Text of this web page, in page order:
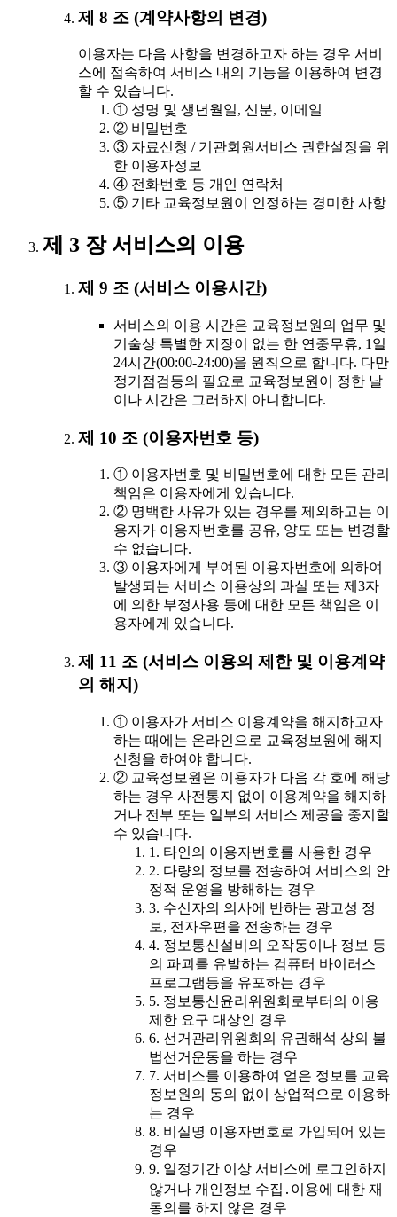
제 8 조 (계약사항의 변경)
이용자는 다음 사항을 변경하고자 하는 경우 서비
스에 접속하여 서비스 내의 기능을 이용하여 변경
할 수 있습니다.
① 성명 및 생년월일, 신분, 이메일
② 비밀번호
③ 자료신청 / 기관회원서비스 권한설정을 위
한 이용자정보
④ 전화번호 등 개인 연락처
⑤ 기타 교육정보원이 인정하는 경미한 사항
제 3 장 서비스의 이용
제 9 조 (서비스 이용시간)
서비스의 이용 시간은 교육정보원의 업무 및
기술상 특별한 지장이 없는 한 연중무휴, 1일
24시간(00:00-24:00)을 원칙으로 합니다. 다만
정기점검등의 필요로 교육정보원이 정한 날
이나 시간은 그러하지 아니합니다.
제 10 조 (이용자번호 등)
① 이용자번호 및 비밀번호에 대한 모든 관리
책임은 이용자에게 있습니다.
② 명백한 사유가 있는 경우를 제외하고는 이
용자가 이용자번호를 공유, 양도 또는 변경할
수 없습니다.
③ 이용자에게 부여된 이용자번호에 의하여
발생되는 서비스 이용상의 과실 또는 제3자
에 의한 부정사용 등에 대한 모든 책임은 이
용자에게 있습니다.
제 11 조 (서비스 이용의 제한 및 이용계약
의 해지)
① 이용자가 서비스 이용계약을 해지하고자
하는 때에는 온라인으로 교육정보원에 해지
신청을 하여야 합니다.
② 교육정보원은 이용자가 다음 각 호에 해당
하는 경우 사전통지 없이 이용계약을 해지하
거나 전부 또는 일부의 서비스 제공을 중지할
수 있습니다.
1. 타인의 이용자번호를 사용한 경우
2. 다량의 정보를 전송하여 서비스의 안
정적 운영을 방해하는 경우
3. 수신자의 의사에 반하는 광고성 정
보, 전자우편을 전송하는 경우
4. 정보통신설비의 오작동이나 정보 등
의 파괴를 유발하는 컴퓨터 바이러스
프로그램등을 유포하는 경우
5. 정보통신윤리위원회로부터의 이용
제한 요구 대상인 경우
6. 선거관리위원회의 유권해석 상의 불
법선거운동을 하는 경우
7. 서비스를 이용하여 얻은 정보를 교육
정보원의 동의 없이 상업적으로 이용하
는 경우
8. 비실명 이용자번호로 가입되어 있는
경우
9. 일정기간 이상 서비스에 로그인하지
않거나 개인정보 수집․이용에 대한 재
동의를 하지 않은 경우